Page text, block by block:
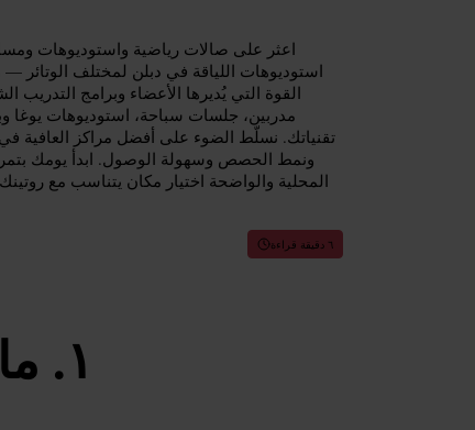
اعثر على صالات رياضية واستوديوهات
استوديوهات اللياقة في دبلن لمختلف الوتائر
القوة التي يُديرها الأعضاء وبرامج
مدربين، جلسات سباحة، استوديوهات
تقنياتك. نسلّط الضوء على أفضل مراكز العافية
ونمط الحصص وسهولة الوصول. ابدأ يومك
المحلية والواضحة اختيار مكان يتناسب مع
٦ دقيقة قراءة